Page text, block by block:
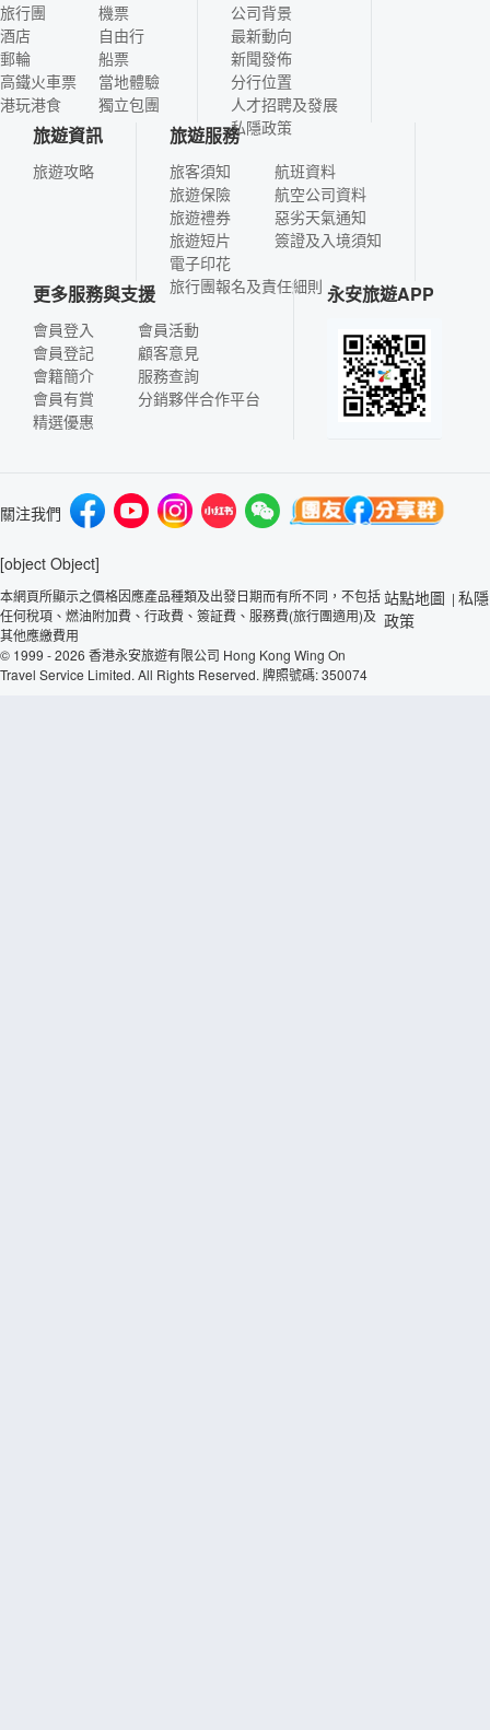
旅行團
酒店
郵輪
高鐵火車票
港玩港食
機票
自由行
船票
當地體驗
獨立包團
公司背景
最新動向
新聞發佈
分行位置
人才招聘及發展
私隱政策
旅遊資訊
旅遊攻略
旅遊服務
旅客須知
旅遊保險
旅遊禮券
旅遊短片
電子印花
航班資料
航空公司資料
惡劣天氣通知
簽證及入境須知
旅行團報名及責任細則
更多服務與支援
會員登入
會員登記
會籍簡介
會員有賞
精選優惠
會員活動
顧客意見
服務查詢
分銷夥伴合作平台
永安旅遊APP
關注我們
[object Object]
本網頁所顯示之價格因應產品種類及出發日期而有所不同，不包括
任何稅項、燃油附加費、行政費、簽証費、服務費(旅行團適用)及
其他應繳費用
© 1999 - 2026 香港永安旅遊有限公司 Hong Kong Wing On
Travel Service Limited. All Rights Reserved. 牌照號碼: 350074
站點地圖 | 私隱
政策